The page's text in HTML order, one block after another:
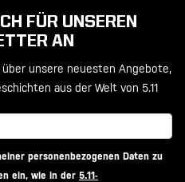
FÜR UNSEREN
AN
unsere neuesten Angebote,
aus der Welt von 5.11
personenbezogenen Daten zu
ein, wie in der 5.11-